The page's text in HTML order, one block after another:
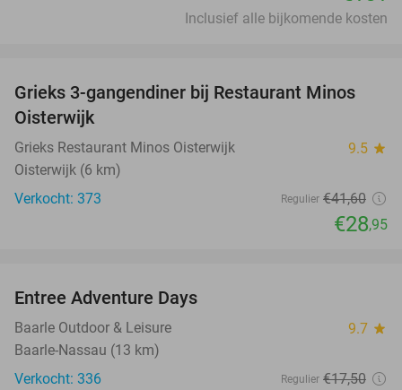
Inclusief alle bijkomende kosten
30%
Grieks 3-gangendiner bij Restaurant Minos
Oisterwijk
Grieks Restaurant Minos Oisterwijk 9.5 star
Oisterwijk (6 km)
Verkocht: 373
Regulier €41,60
€28,95
Entree Adventure Days
Baarle Outdoor & Leisure 9.7 star
Baarle-Nassau (13 km)
Verkocht: 336
Regulier €17,50